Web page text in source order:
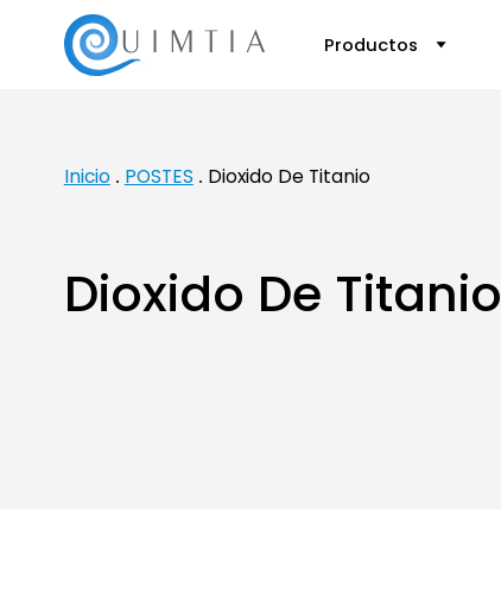
Productos
Inicio
POSTES Dioxido De Titanio
Dioxido De Titanio